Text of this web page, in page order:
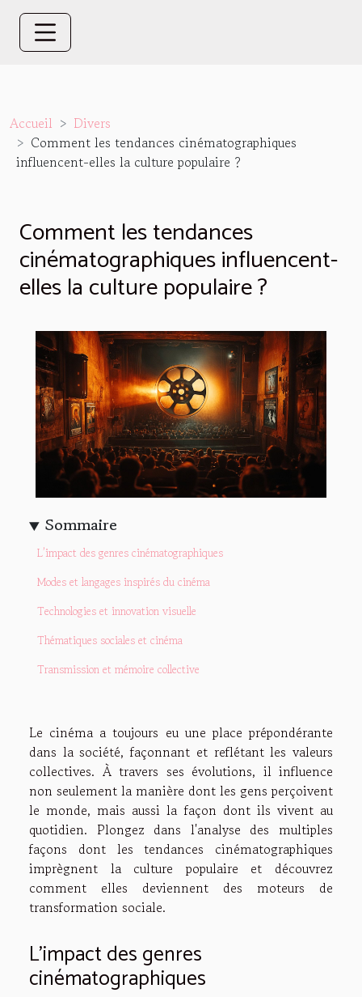
Accueil
Divers
Comment les tendances cinématographiques
influencent-elles la culture populaire ?
Comment les tendances
cinématographiques influencent-
elles la culture populaire ?
Sommaire
L’impact des genres cinématographiques
Modes et langages inspirés du cinéma
Technologies et innovation visuelle
Thématiques sociales et cinéma
Transmission et mémoire collective
Le cinéma a toujours eu une place prépondérante
dans la société, façonnant et reflétant les valeurs
collectives. À travers ses évolutions, il influence
non seulement la manière dont les gens perçoivent
le monde, mais aussi la façon dont ils vivent au
quotidien. Plongez dans l'analyse des multiples
façons dont les tendances cinématographiques
imprègnent la culture populaire et découvrez
comment elles deviennent des moteurs de
transformation sociale.
L’impact des genres
cinématographiques